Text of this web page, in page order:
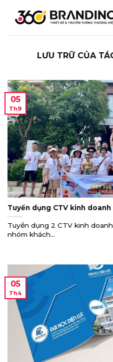
dung
LƯU TRỮ CỦA
Tuyển dụng CTV kinh doanh
Tuyển dụng 2 CTV kinh
nhóm khách...
05
Th9
05
Th4